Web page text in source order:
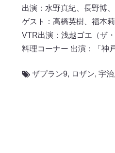
出演：水野真紀、長野博
ゲスト：高橋英樹、福本
VTR出演：浅越ゴエ（ザ
料理コーナー 出演：「神
ザプラン9, ロザン, 宇